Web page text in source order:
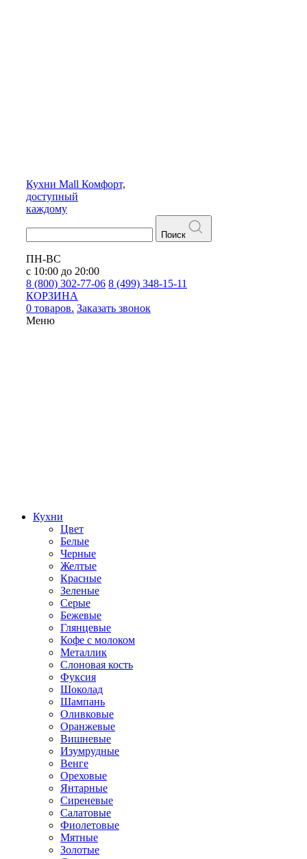
Кухни Mall Комфорт,
доступный
каждому
Поиск
ПН-ВС
с 10:00 до 20:00
8 (800) 302-77-06 8 (499) 348-15-11
КОРЗИНА
0 товаров. Заказать звонок
Меню
Кухни
Цвет
Белые
Черные
Желтые
Красные
Зеленые
Серые
Бежевые
Глянцевые
Кофе с молоком
Металлик
Слоновая кость
Фуксия
Шоколад
Шампань
Оливковые
Оранжевые
Вишневые
Изумрудные
Венге
Ореховые
Янтарные
Сиреневые
Салатовые
Фиолетовые
Мятные
Золотые